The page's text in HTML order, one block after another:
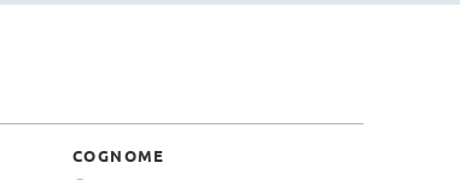
COGNOME